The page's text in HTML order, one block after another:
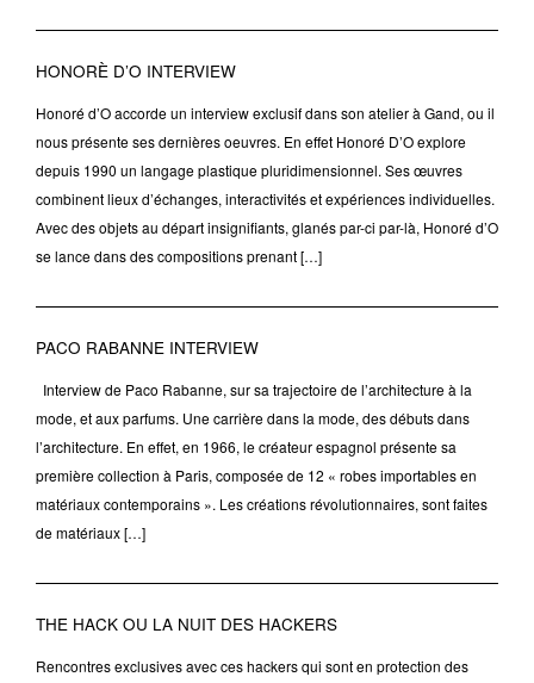
HONORÈ D’O INTERVIEW
Honoré d’O accorde un interview exclusif dans son atelier à Gand, ou il
nous présente ses dernières oeuvres. En effet Honoré D’O explore
depuis 1990 un langage plastique pluridimensionnel. Ses œuvres
combinent lieux d’échanges, interactivités et expériences individuelles.
Avec des objets au départ insignifiants, glanés par-ci par-là, Honoré d’O
se lance dans des compositions prenant […]
PACO RABANNE INTERVIEW
Interview de Paco Rabanne, sur sa trajectoire de l’architecture à la
mode, et aux parfums. Une carrière dans la mode, des débuts dans
l’architecture. En effet, en 1966, le créateur espagnol présente sa
première collection à Paris, composée de 12 « robes importables en
matériaux contemporains ». Les créations révolutionnaires, sont faites
de matériaux […]
THE HACK OU LA NUIT DES HACKERS
Rencontres exclusives avec ces hackers qui sont en protection des